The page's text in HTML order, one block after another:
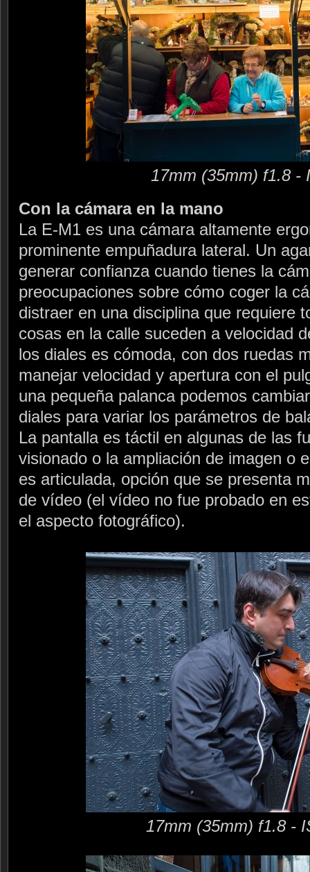
17mm (35mm) f1.8 -
Con la cámara en la mano
La E-M1 es una cámara altamente
prominente empuñadura lateral. Un
generar confianza cuando tienes la
preocupaciones sobre cómo coger la
distraer en una disciplina que requiere
cosas en la calle suceden a velocidad
los diales es cómoda, con dos ruedas
manejar velocidad y apertura con el
una pequeña palanca podemos
diales para variar los parámetros de
La pantalla es táctil en algunas de las
visionado o la ampliación de imagen o
es articulada, opción que se presenta
de vídeo (el vídeo no fue probado en
el aspecto fotográfico).
17mm (35mm) f1.8 -